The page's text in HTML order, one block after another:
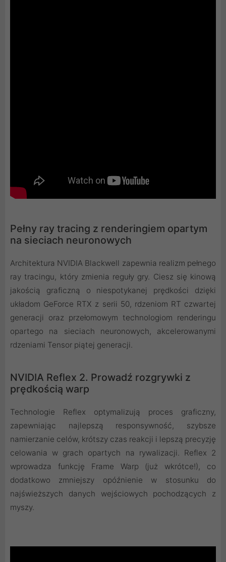
Pełny ray tracing z renderingiem opartym
na sieciach neuronowych
Architektura NVIDIA Blackwell zapewnia realizm pełnego
ray tracingu, który zmienia reguły gry. Ciesz się kinową
jakością graficzną o niespotykanej prędkości dzięki
układom GeForce RTX z serii 50, rdzeniom RT czwartej
generacji oraz przełomowym technologiom renderingu
opartego na sieciach neuronowych, akcelerowanymi
rdzeniami Tensor piątej generacji.
NVIDIA Reflex 2. Prowadź rozgrywki z
prędkością warp
Technologie Reflex optymalizują proces graficzny,
zapewniając najlepszą responsywność, szybsze
namierzanie celów, krótszy czas reakcji i lepszą precyzję
celowania w grach opartych na rywalizacji. Reflex 2
wprowadza funkcję Frame Warp (już wkrótce!), co
dodatkowo zmniejszy opóźnienie w stosunku do
najświeższych danych wejściowych pochodzących z
myszy.